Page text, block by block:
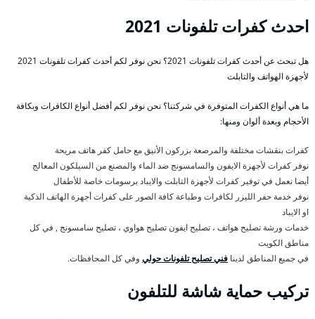
احدث كفرات تلفونات 2021
هل تبحث عن أحدث كفرات تلفونات 2021؟ نحن نوفر لكم أحدث كفرات تلفونات 2021
لأجهزة الهواتف والتابلت
ما هي أنواع الكفرات المتوفرة في شركتنا؟ نحن نوفر لكم أفضل أنواع الكافرات وبكافة
الأحجام وبعدة ألوان ومنها:
كفرات بنقشات مختلفة والمرصعة بزركون الأنيق مع حامل كفر هاتف مريحة
نوفر كفرات لأجهزة الايفون والسامسونج ضد الماء والمصنع من السيلكون المعالج
أيضا نعمل في توفير كفرات لأجهزة التابلت والايباد برسومات خاصة للأطفال
نوفر خدمة حفر الليزر لكافرات وطباعة كافة الصور على كفرات أجهزة الهاتف الذكية
او الايباد
خدمات ورشة تصليح هواتف ، تصليح ايفون تصليح هواوي ، تصليح سامسونج , في كل
مناطق الكويت
في جميع المناطق لدينا فني تصليح تلفونات حولي وفي كل المحافظات.
تركيب حماية شاشة للتلفون